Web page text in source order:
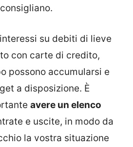
su debiti di lieve
con carte di credito,
possono accumularsi e
a disposizione. È
avere un elenco
e uscite, in modo da
la vostra situazione